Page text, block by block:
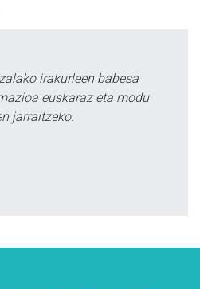
irakurleen babesa
euskaraz eta modu
jarraitzeko.